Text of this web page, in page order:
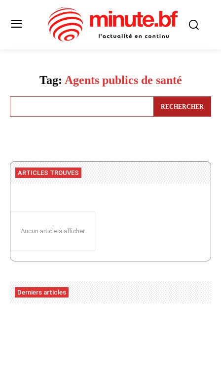
Tag: Agents publics de santé
RECHERCHER
ARTICLES TROUVES
Aucun article à afficher
Derniers articles